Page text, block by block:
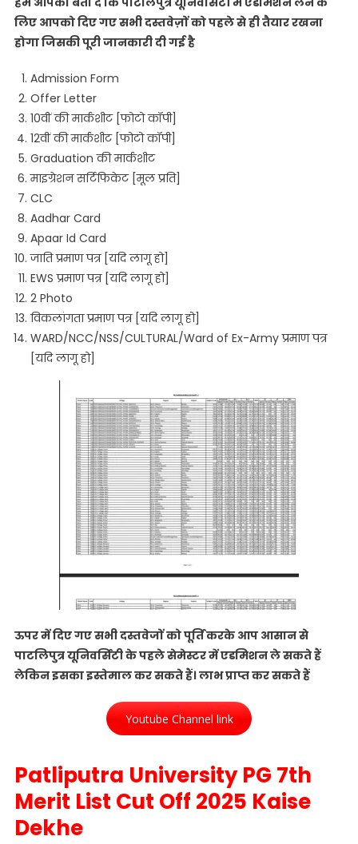
लिए आपको दिए गए सभी दस्तवेज़ों को पहले से ही तैयार रखना
होगा जिसकी पूरी जानकारी दी गई है
Admission Form
Offer Letter
10वीं की मार्कशीट [फोटो कॉपी]
12वीं की मार्कशीट [फोटो कॉपी]
Graduation की मार्कशीट
माइग्रेशन सर्टिफिकेट [मूल प्रति]
CLC
Aadhar Card
Apaar Id Card
जाति प्रमाण पत्र [यदि लागू हो]
EWS प्रमाण पत्र [यदि लागू हो]
2 Photo
विकलांगता प्रमाण पत्र [यदि लागू हो]
WARD/NCC/NSS/CULTURAL/Ward of Ex-Army प्रमाण पत्र
[यदि लागू हो]
ऊपर में दिए गए सभी दस्तवेजों को पूर्ति करके आप आसान से
पाटलिपुत्र यूनिवर्सिटी के पहले सेमेस्टर में एडमिशन ले सकते हैं
लेकिन इसका इस्तेमाल कर सकते हैं। लाभ प्राप्त कर सकते हैं
Youtube Channel link
Patliputra University PG 7th
Merit List Cut Off 2025 Kaise
Dekhe